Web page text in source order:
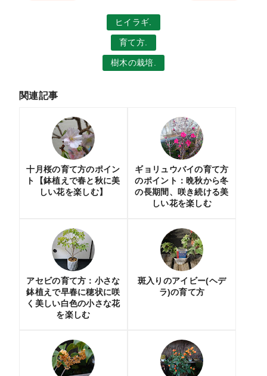
ヒイラギ.
育て方.
樹木の栽培.
関連記事
十月桜の育て方のポイン
ト【鉢植えで春と秋に美
しい花を楽しむ】
ギョリュウバイの育て方
のポイント：晩秋から冬
の長期間、咲き続ける美
しい花を楽しむ
アセビの育て方：小さな
鉢植えで早春に穂状に咲
く美しい白色の小さな花
を楽しむ
斑入りのアイビー(ヘデ
ラ)の育て方